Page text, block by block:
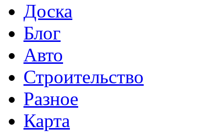
Доска
Блог
Авто
Строительство
Разное
Карта